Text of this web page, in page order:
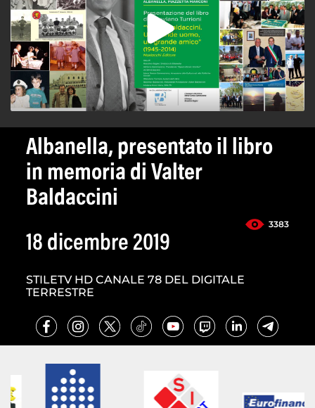
Albanella, presentato il libro
in memoria di Valter
Baldaccini
3383
18 dicembre 2019
STILETV HD CANALE 78 DEL DIGITALE
TERRESTRE